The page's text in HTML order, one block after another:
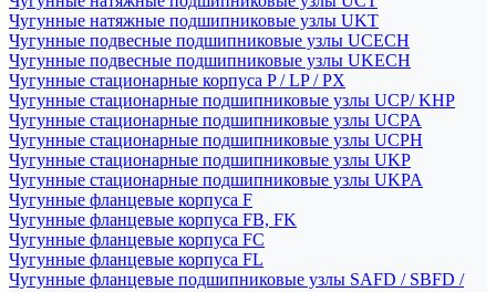
Чугунные натяжные подшипниковые узлы UKT
Чугунные подвесные подшипниковые узлы UCECH
Чугунные подвесные подшипниковые узлы UKECH
Чугунные стационарные корпуса P / LP / PX
Чугунные стационарные подшипниковые узлы UCP/ KHP
Чугунные стационарные подшипниковые узлы UCPA
Чугунные стационарные подшипниковые узлы UCPH
Чугунные стационарные подшипниковые узлы UKP
Чугунные стационарные подшипниковые узлы UKPA
Чугунные фланцевые корпуса F
Чугунные фланцевые корпуса FB, FK
Чугунные фланцевые корпуса FC
Чугунные фланцевые корпуса FL
Чугунные фланцевые подшипниковые узлы SAFD / SBFD /